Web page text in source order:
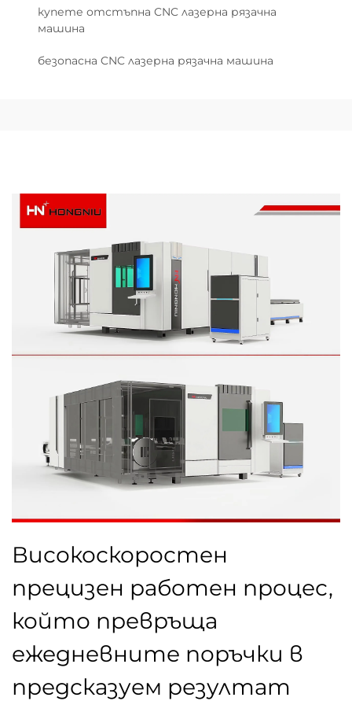
купете отстъпна CNC лазерна рязачна
машина
безопасна CNC лазерна рязачна машина
Високоскоростен
прецизен работен процес,
който превръща
ежедневните поръчки в
предсказуем резултат